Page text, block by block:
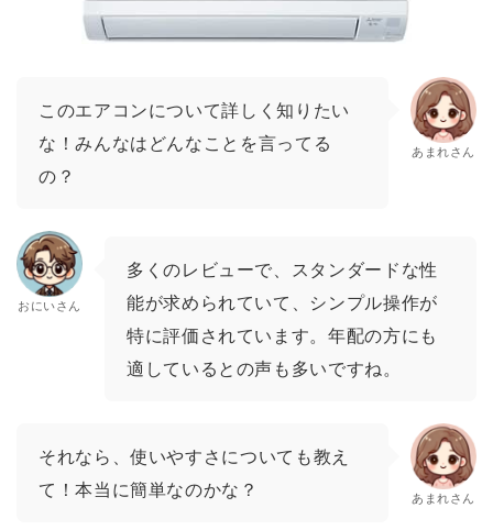
このエアコンについて詳しく知りたい
な！みんなはどんなことを言ってる
の？
あまれさん
おにいさん
多くのレビューで、スタンダードな性
能が求められていて、シンプル操作が
特に評価されています。年配の方にも
適しているとの声も多いですね。
それなら、使いやすさについても教え
て！本当に簡単なのかな？
あまれさん